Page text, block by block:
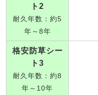
ト2
耐久年数：約5
年～8年
格安防草シー
ト3
耐久年数：約8
年～10年